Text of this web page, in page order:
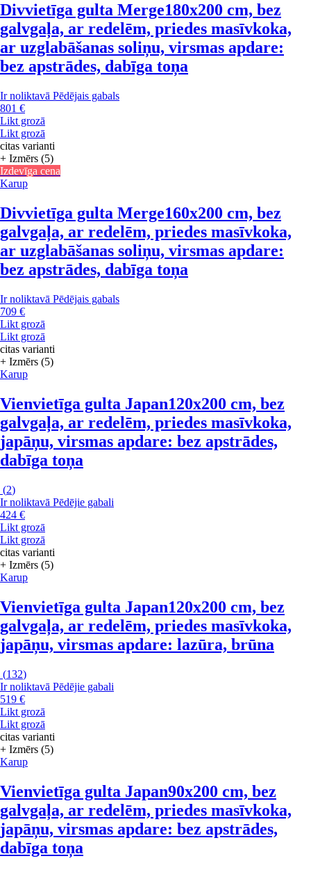
Divvietīga gulta Merge180x200 cm, bez
galvgaļa, ar redelēm, priedes masīvkoka,
ar uzglabāšanas soliņu, virsmas apdare:
bez apstrādes, dabīga toņa
Ir noliktavā Pēdējais gabals
801 €
Likt grozā
Likt grozā
citas varianti
+ Izmērs (5)
Izdevīga cena
Karup
Divvietīga gulta Merge160x200 cm, bez
galvgaļa, ar redelēm, priedes masīvkoka,
ar uzglabāšanas soliņu, virsmas apdare:
bez apstrādes, dabīga toņa
Ir noliktavā Pēdējais gabals
709 €
Likt grozā
Likt grozā
citas varianti
+ Izmērs (5)
Karup
Vienvietīga gulta Japan120x200 cm, bez
galvgaļa, ar redelēm, priedes masīvkoka,
japāņu, virsmas apdare: bez apstrādes,
dabīga toņa
(2)
Ir noliktavā Pēdējie gabali
424 €
Likt grozā
Likt grozā
citas varianti
+ Izmērs (5)
Karup
Vienvietīga gulta Japan120x200 cm, bez
galvgaļa, ar redelēm, priedes masīvkoka,
japāņu, virsmas apdare: lazūra, brūna
(132)
Ir noliktavā Pēdējie gabali
519 €
Likt grozā
Likt grozā
citas varianti
+ Izmērs (5)
Karup
Vienvietīga gulta Japan90x200 cm, bez
galvgaļa, ar redelēm, priedes masīvkoka,
japāņu, virsmas apdare: bez apstrādes,
dabīga toņa